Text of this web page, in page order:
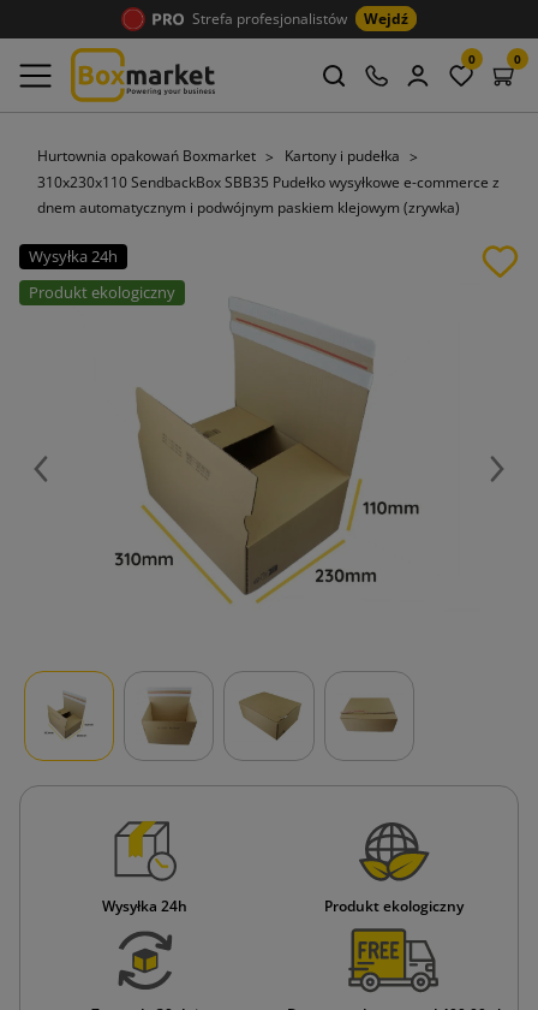
Strefa profesjonalistów Wejdź
0 0
Hurtownia opakowań Boxmarket
Kartony i pudełka
310x230x110 SendbackBox SBB35 Pudełko wysyłkowe e-commerce z
dnem automatycznym i podwójnym paskiem klejowym (zrywka)
Wysyłka 24h
Produkt ekologiczny
Poprzedni
Wysyłka 24h Produkt ekologiczny